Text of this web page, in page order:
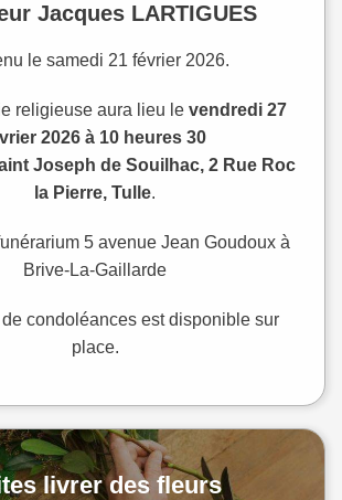
Jacques LARTIGUES
le samedi 21 février 2026.
religieuse aura lieu le vendredi 27
2026 à 10 heures 30
Joseph de Souilhac, 2 Rue Roc
la Pierre, Tulle.
5 avenue Jean Goudoux à
Brive-La-Gaillarde
condoléances est disponible sur
place.
livrer des fleurs